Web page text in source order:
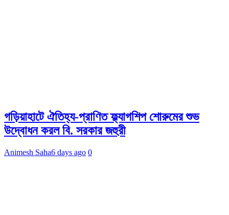
গড়িয়াহাটে ঐতিহ্য-প্রাণিত ফ্ল্যাগশিপ শোরুমের শুভ
উদ্বোধন করল বি. সরকার জহুরী
Animesh Saha6 days ago 0